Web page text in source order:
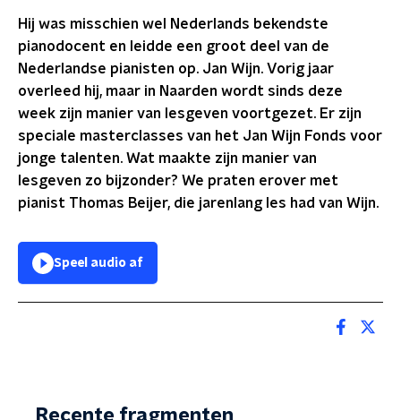
Hij was misschien wel Nederlands bekendste
pianodocent en leidde een groot deel van de
Nederlandse pianisten op. Jan Wijn. Vorig jaar
overleed hij, maar in Naarden wordt sinds deze
week zijn manier van lesgeven voortgezet. Er zijn
speciale masterclasses van het Jan Wijn Fonds voor
jonge talenten. Wat maakte zijn manier van
lesgeven zo bijzonder? We praten erover met
pianist Thomas Beijer, die jarenlang les had van Wijn.
Speel audio af
Recente fragmenten